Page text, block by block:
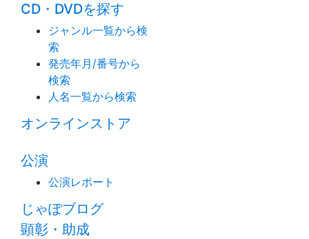
CD・DVDを探す
ジャンル一覧から検
索
発売年月/番号から
検索
人名一覧から検索
オンラインストア
公演
公演レポート
じゃぽブログ
顕彰・助成